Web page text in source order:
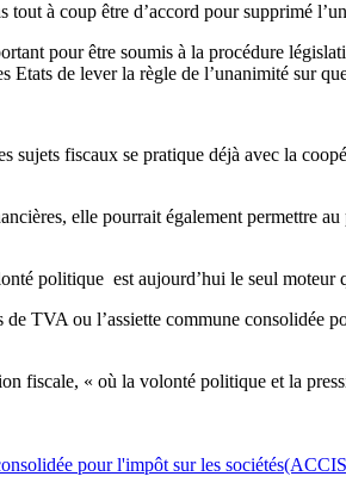
tout à coup être d’accord pour supprimé
pour être soumis à la procédure
de lever la règle de l’unanimité sur
sujets fiscaux se pratique déjà avec la
elle pourrait également permettre
politique est aujourd’hui le seul moteur
TVA ou l’assiette commune consolidée
fiscale, « où la volonté politique et la
pour l'impôt sur les